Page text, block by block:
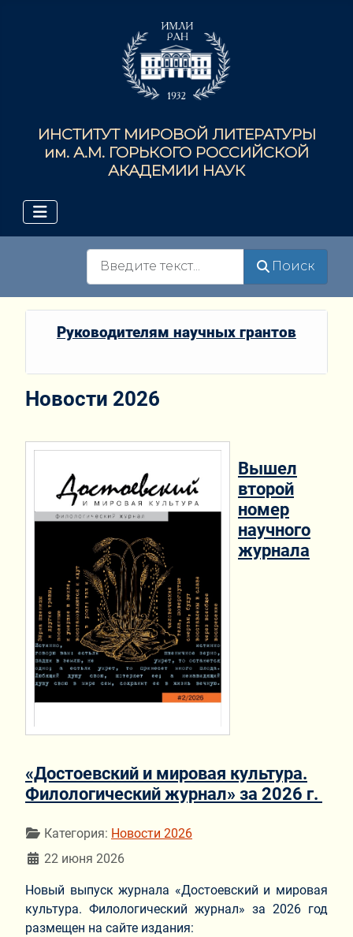
ИНСТИТУТ МИРОВОЙ ЛИТЕРАТУРЫ
им. А.М. ГОРЬКОГО РОССИЙСКОЙ
АКАДЕМИИ НАУК
Поиск
Руководителям научных грантов
Новости 2026
Вышел
второй
номер
научного
журнала
«Достоевский и мировая культура.
Филологический журнал» за 2026 г.
Информация о материале
Категория: Новости 2026
22 июня 2026
Новый выпуск журнала «Достоевский и мировая
культура. Филологический журнал» за 2026 год
размещен на сайте издания: